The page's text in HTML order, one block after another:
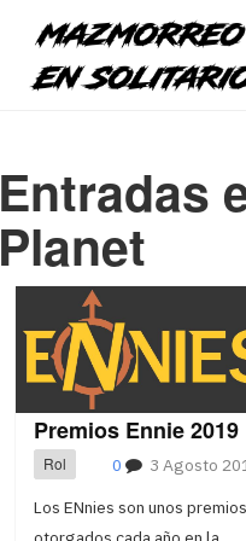
Entradas
Planet
Premios Ennie 2019
Rol 3 Agosto
0
Los ENnies son unos premios